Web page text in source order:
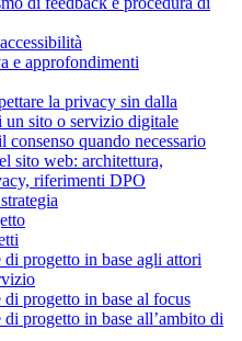
e approfondimenti
la privacy sin dalla
un sito o servizio digitale
consenso quando necessario
sito web: architettura,
riferimenti DPO
progetto in base agli attori
progetto in base al focus
progetto in base all’ambito di